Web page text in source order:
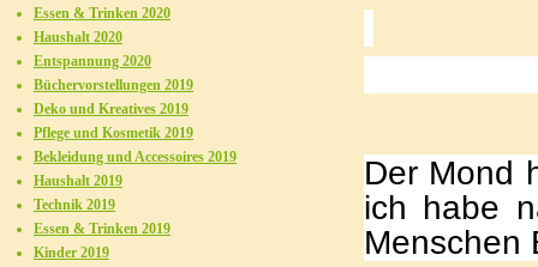
Der Mond
ich habe
Menschen
Essen & Trinken 2020
Haushalt 2020
Entspannung 2020
Büchervorstellungen 2019
Deko und Kreatives 2019
Pflege und Kosmetik 2019
Bekleidung und Accessoires 2019
Haushalt 2019
Technik 2019
Essen & Trinken 2019
Kinder 2019